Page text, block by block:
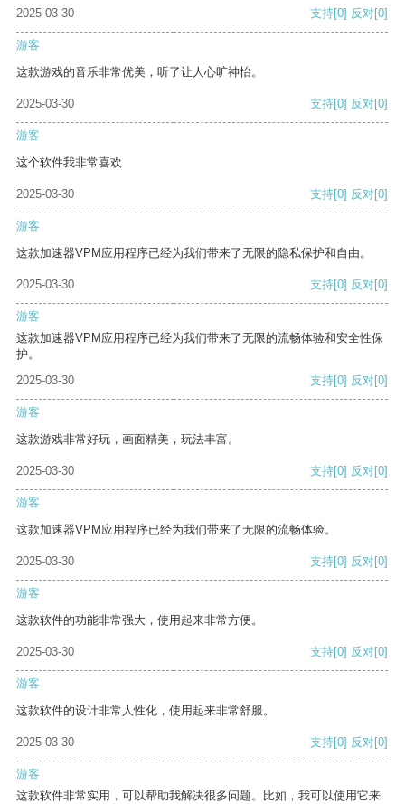
2025-03-30 支持[0] 反对[0]
游客
这款游戏的音乐非常优美，听了让人心旷神怡。
2025-03-30 支持[0] 反对[0]
游客
这个软件我非常喜欢
2025-03-30 支持[0] 反对[0]
游客
这款加速器VPM应用程序已经为我们带来了无限的隐私保护和自由。
2025-03-30 支持[0] 反对[0]
游客
这款加速器VPM应用程序已经为我们带来了无限的流畅体验和安全性保
护。
2025-03-30
支持[0] 反对[0]
游客
这款游戏非常好玩，画面精美，玩法丰富。
2025-03-30 支持[0] 反对[0]
游客
这款加速器VPM应用程序已经为我们带来了无限的流畅体验。
2025-03-30 支持[0] 反对[0]
游客
这款软件的功能非常强大，使用起来非常方便。
2025-03-30 支持[0] 反对[0]
游客
这款软件的设计非常人性化，使用起来非常舒服。
2025-03-30 支持[0] 反对[0]
游客
这款软件非常实用，可以帮助我解决很多问题。比如，我可以使用它来